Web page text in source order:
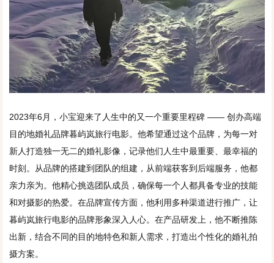
2023年6月，小宝迎来了人生中的又一个重要里程碑 —— 创办高端
目的地婚礼品牌暮屿岚旅行电影。他希望通过这个品牌，为每一对
新人打造独一无二的婚礼影像，记录他们人生中最重要、最幸福的
时刻。从品牌的搭建到团队的组建，从前端获客到后端服务，他都
亲力亲为。他精心挑选团队成员，确保每一个人都具备专业的技能
和对摄影的热爱。在品牌宣传方面，他利用多种渠道进行推广，让
暮屿岚旅行电影的品牌形象深入人心。在产品研发上，他不断推陈
出新，结合不同的目的地特色和新人需求，打造出个性化的婚礼拍
摄方案。